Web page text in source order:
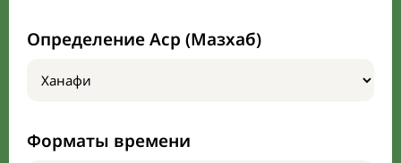
Определение Аср (Мазхаб)
Форматы времени